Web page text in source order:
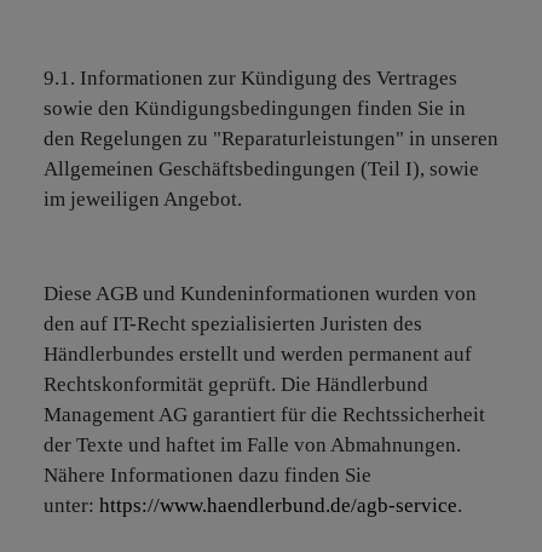
9.1. Informationen zur Kündigung des Vertrages
sowie den Kündigungsbedingungen finden Sie in
den Regelungen zu "Reparaturleistungen" in unseren
Allgemeinen Geschäftsbedingungen (Teil I), sowie
im jeweiligen Angebot.
Diese AGB und Kundeninformationen wurden von
den auf IT-Recht spezialisierten Juristen des
Händlerbundes erstellt und werden permanent auf
Rechtskonformität geprüft. Die Händlerbund
Management AG garantiert für die Rechtssicherheit
der Texte und haftet im Falle von Abmahnungen.
Nähere Informationen dazu finden Sie
unter: https://www.haendlerbund.de/agb-service.